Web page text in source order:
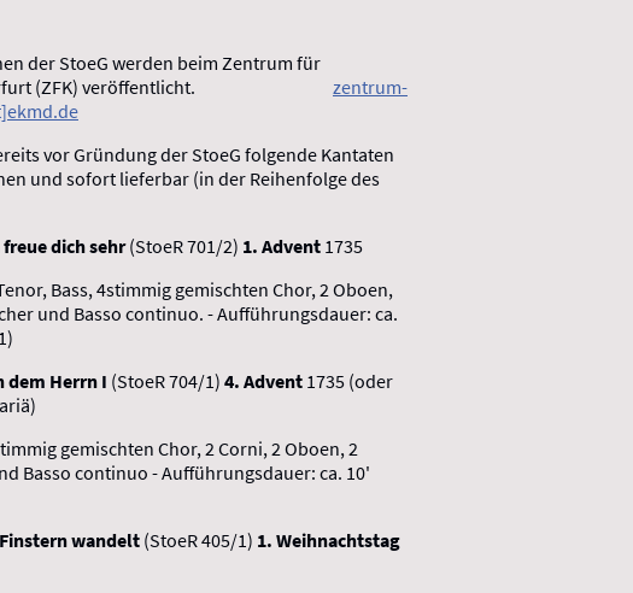
der StoeG werden beim Zentrum für
Erfurt (ZFK) veröffentlicht. zentrum-
vor Gründung der StoeG folgende Kantaten
und sofort lieferbar (in der Reihenfolge des
dich sehr(StoeR 701/2) 1. Advent 1735
Bass, 4stimmig gemischten Chor, 2 Oboen,
und Basso continuo. - Aufführungsdauer: ca.
dem Herrn I (StoeR 704/1) 4. Advent 1735 (oder
gemischten Chor, 2 Corni, 2 Oboen, 2
Basso continuo - Aufführungsdauer: ca. 10'
wandelt (StoeR 405/1) 1. Weihnachtstag